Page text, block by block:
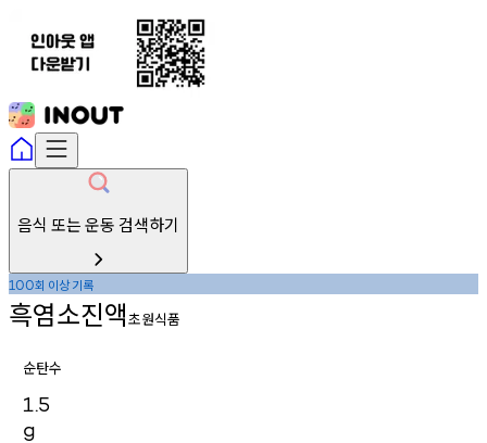
음식 또는 운동 검색하기
100회 이상기록
흑염소진액초원식품
순탄수
1.5
g